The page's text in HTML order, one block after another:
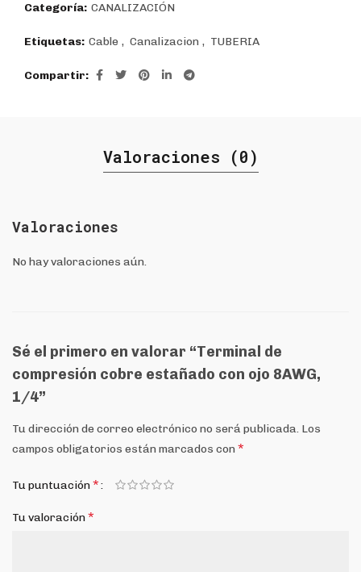
Categoría: CANALIZACIÓN
Etiquetas: Cable , Canalizacion , TUBERIA
Compartir
Valoraciones (0)
Valoraciones
No hay valoraciones aún.
Sé el primero en valorar “Terminal de
compresión cobre estañado con ojo 8AWG,
1/4”
Tu dirección de correo electrónico no será publicada. Los
campos obligatorios están marcados con *
Tu puntuación*
Tu valoración*